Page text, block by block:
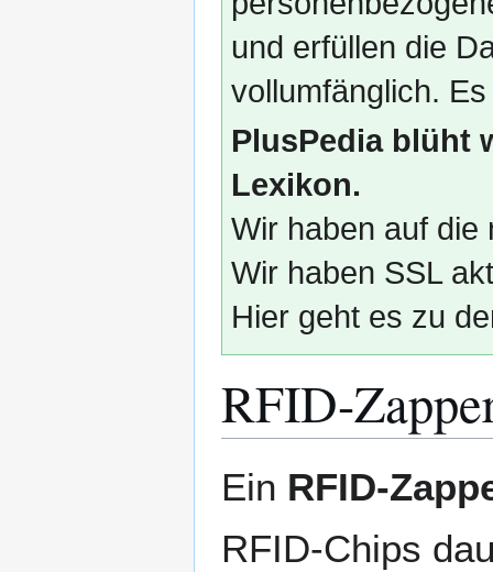
und erfüllen die
vollumfänglich.
PlusPedia blüht
Lexikon.
Wir haben auf die
Wir haben SSL
Hier geht es zu
RFID-
Navigation
Suche
Ein RFID-
RFID-Chips